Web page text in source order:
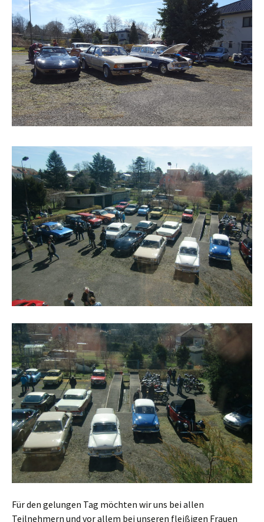
Für den gelungen Tag möchten wir uns bei allen
Teilnehmern und vor allem bei unseren fleißigen Frauen